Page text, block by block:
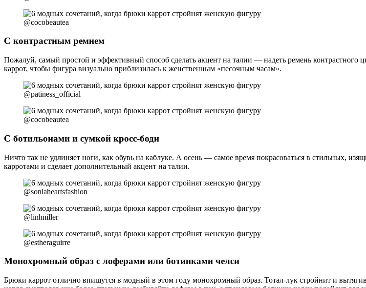
@cocobeautea
С контрастным ремнем
Пожалуй, самый простой и эффективный способ сделать акцент на талии — надеть ремень
каррот, чтобы фигура визуально приблизилась к женственным «песочным часам».
@patiness_official
@cocobeautea
С ботильонами и сумкой кросс-боди
Ничто так не удлиняет ноги, как обувь на каблуке. А осень — самое время покрасоваться в стильных,
карротами и сделает дополнительный акцент на талии.
@soniaheartsfashion
@linhniller
@estheraguirre
Монохромный образ с лоферами или ботинками челси
Брюки каррот отлично впишутся в модный в этом году монохромный образ. Тотал-лук стройнит и